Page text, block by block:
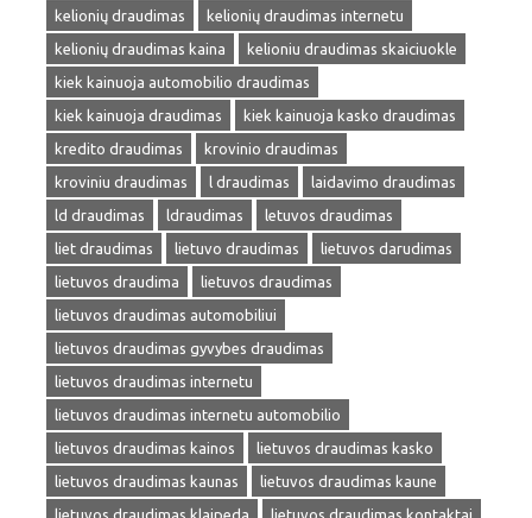
kelionių draudimas
kelionių draudimas internetu
kelionių draudimas kaina
kelioniu draudimas skaiciuokle
kiek kainuoja automobilio draudimas
kiek kainuoja draudimas
kiek kainuoja kasko draudimas
kredito draudimas
krovinio draudimas
kroviniu draudimas
l draudimas
laidavimo draudimas
ld draudimas
ldraudimas
letuvos draudimas
liet draudimas
lietuvo draudimas
lietuvos darudimas
lietuvos draudima
lietuvos draudimas
lietuvos draudimas automobiliui
lietuvos draudimas gyvybes draudimas
lietuvos draudimas internetu
lietuvos draudimas internetu automobilio
lietuvos draudimas kainos
lietuvos draudimas kasko
lietuvos draudimas kaunas
lietuvos draudimas kaune
lietuvos draudimas klaipeda
lietuvos draudimas kontaktai